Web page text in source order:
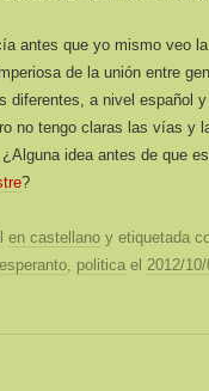
antes que yo mismo veo la
de la unión entre
diferentes, a nivel español y
no tengo claras las vías y
idea antes de que
?
en castellano y etiquetada
esperanto, politica el 2012/